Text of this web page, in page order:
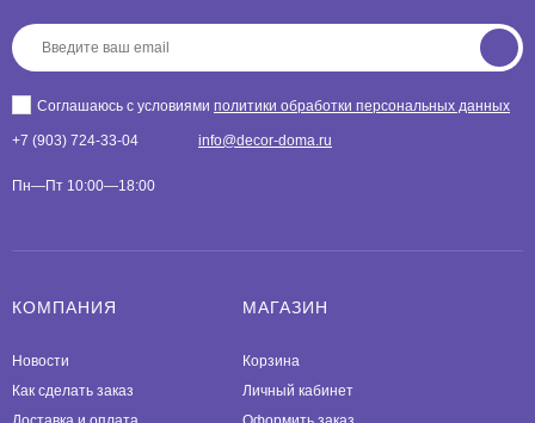
Соглашаюсь с условиями политики обработки персональных данных
+7 (903) 724-33-04 info@decor-doma.ru
Пн—Пт 10:00—18:00
КОМПАНИЯ
Новости
Как сделать заказ
МАГАЗИН
Корзина
Личный кабинет